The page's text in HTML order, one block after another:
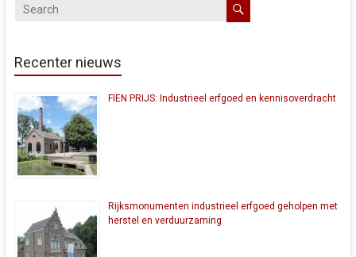
Recenter nieuws
FIEN PRIJS: Industrieel erfgoed en kennisoverdracht
Rijksmonumenten industrieel erfgoed geholpen met
herstel en verduurzaming